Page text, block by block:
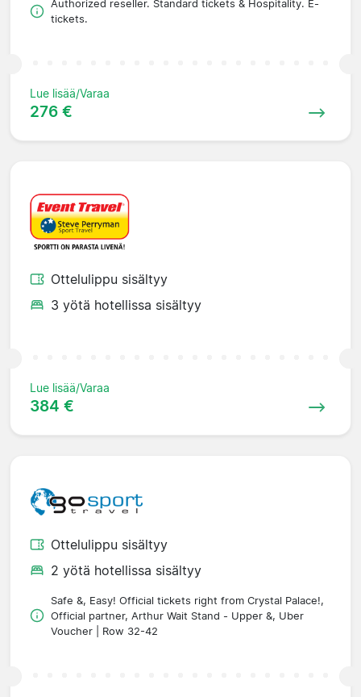
Authorized reseller. Standard tickets & Hospitality. E-
tickets.
Lue lisää/Varaa
276 €
Ottelulippu sisältyy
3 yötä hotellissa sisältyy
Lue lisää/Varaa
384 €
Ottelulippu sisältyy
2 yötä hotellissa sisältyy
Safe &, Easy! Official tickets right from Crystal Palace!,
Official partner, Arthur Wait Stand - Upper &, Uber
Voucher | Row 32-42